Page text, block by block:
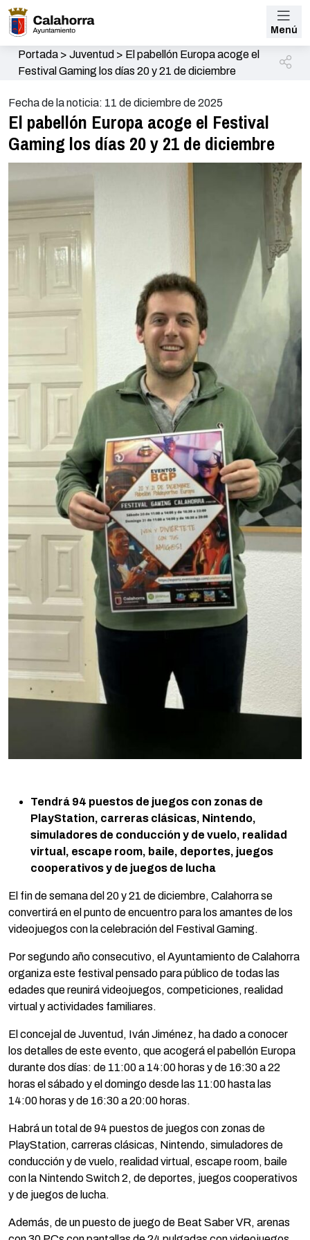
Menú
Portada> Juventud > El pabellón Europa acoge el
Festival Gaming los días 20 y 21 de diciembre
Fecha de la noticia: 11 de diciembre de 2025
El pabellón Europa acoge el Festival
Gaming los días 20 y 21 de diciembre
Tendrá 94 puestos de juegos con zonas de
PlayStation, carreras clásicas, Nintendo,
simuladores de conducción y de vuelo, realidad
virtual, escape room, baile, deportes, juegos
cooperativos y de juegos de lucha
El fin de semana del 20 y 21 de diciembre, Calahorra se
convertirá en el punto de encuentro para los amantes de los
videojuegos con la celebración del Festival Gaming.
Por segundo año consecutivo, el Ayuntamiento de Calahorra
organiza este festival pensado para público de todas las
edades que reunirá videojuegos, competiciones, realidad
virtual y actividades familiares.
El concejal de Juventud, Iván Jiménez, ha dado a conocer
los detalles de este evento, que acogerá el pabellón Europa
durante dos días: de 11:00 a 14:00 horas y de 16:30 a 22
horas el sábado y el domingo desde las 11:00 hasta las
14:00 horas y de 16:30 a 20:00 horas.
Habrá un total de 94 puestos de juegos con zonas de
PlayStation, carreras clásicas, Nintendo, simuladores de
conducción y de vuelo, realidad virtual, escape room, baile
con la Nintendo Switch 2, de deportes, juegos cooperativos
y de juegos de lucha.
Además, de un puesto de juego de Beat Saber VR, arenas